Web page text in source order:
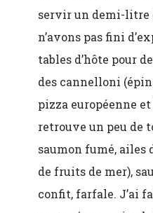
servir un demi-litre
n’avons pas fini
tables d’hôte pour
des cannelloni
pizza européenne
retrouve un peu de
saumon fumé, ailes
de fruits de mer),
confit, farfale. J’ai